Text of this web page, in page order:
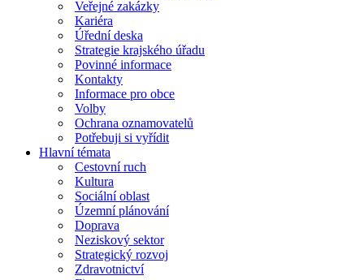
Veřejné zakázky
Kariéra
Úřední deska
Strategie krajského úřadu
Povinné informace
Kontakty
Informace pro obce
Volby
Ochrana oznamovatelů
Potřebuji si vyřídit
Hlavní témata
Cestovní ruch
Kultura
Sociální oblast
Územní plánování
Doprava
Neziskový sektor
Strategický rozvoj
Zdravotnictví